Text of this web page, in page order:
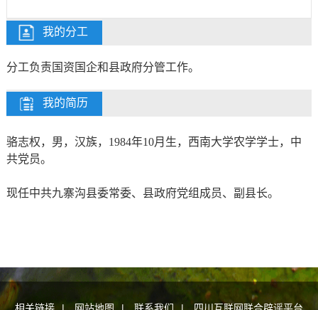
我的分工
分工负责国资国企和县政府分管工作。
我的简历
骆志权，男，汉族，1984年10月生，西南大学农学学士，中
共党员。
现任中共九寨沟县委常委、县政府党组成员、副县长。